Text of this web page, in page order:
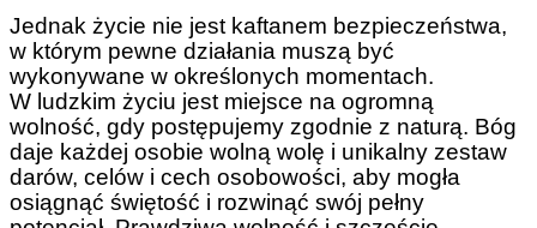
Jednak życie nie jest kaftanem bezpieczeństwa,
w którym pewne działania muszą być
wykonywane w określonych momentach.
W ludzkim życiu jest miejsce na ogromną
wolność, gdy postępujemy zgodnie z naturą. Bóg
daje każdej osobie wolną wolę i unikalny zestaw
darów, celów i cech osobowości, aby mogła
osiągnąć świętość i rozwinąć swój pełny